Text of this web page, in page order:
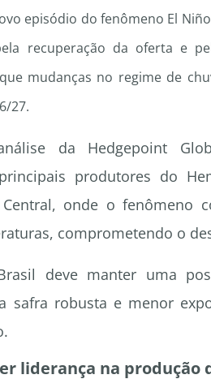
episódio do fenômeno El
recuperação da oferta e
mudanças no regime de
27.
da Hedgepoint
produtores do
onde o fenômeno
comprometendo o
deve manter uma
safra robusta e menor
liderança na produção